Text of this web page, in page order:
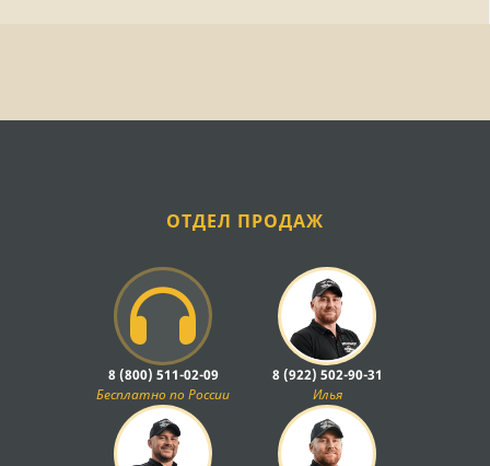
ОТДЕЛ ПРОДАЖ
8 (800) 511-02-09
Бесплатно по России
8 (922) 502-90-31
Илья